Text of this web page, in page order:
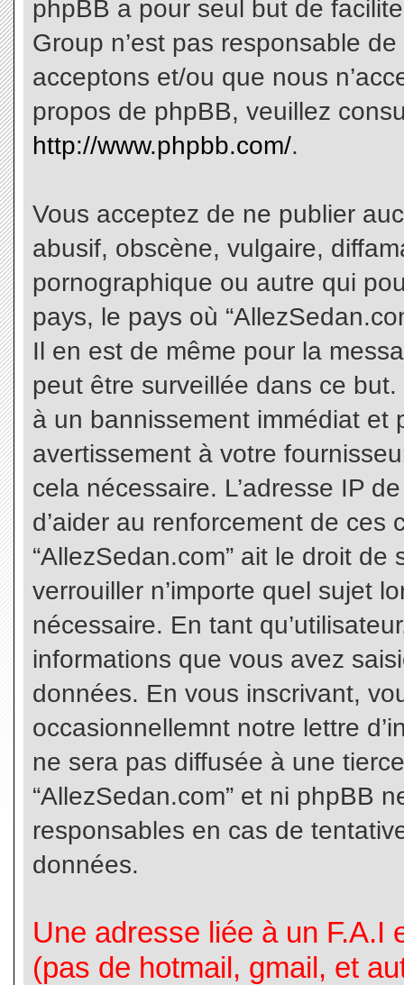
phpBB a pour seul but de
Group n’est pas responsable
acceptons et/ou que nous
propos de phpBB, veuillez
http://www.phpbb.com/.
Vous acceptez de ne publier
abusif, obscène, vulgaire,
pornographique ou autre qui
pays, le pays où
Il en est de même pour la
peut être surveillée dans ce
à un bannissement immédiat et
avertissement à votre
cela nécessaire. L’adresse IP
d’aider au renforcement de
“AllezSedan.com” ait le droit de
verrouiller n’importe quel sujet
nécessaire. En tant
informations que vous avez
données. En vous inscrivant,
occasionnellemnt notre lettre
ne sera pas diffusée à une
“AllezSedan.com” et ni phpBB
responsables en cas de
données.
Une adresse liée à un F.A.I
(pas de hotmail, gmail, et